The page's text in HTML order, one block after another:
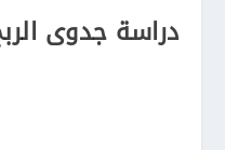
دراسة جدوى